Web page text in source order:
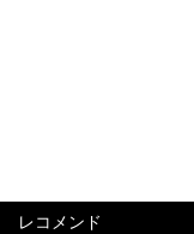
レコメンド